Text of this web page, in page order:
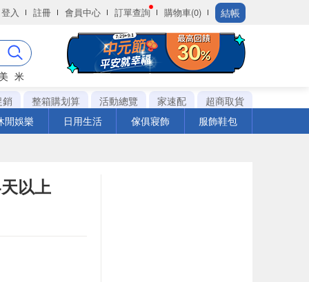
登入 註冊 會員中心 訂單查詢 購物車(0) 結帳
米
銷
整箱購划算 活動總覽 家速配
超商取貨
閒娛樂
日用生活 傢俱寢飾 服飾鞋包
以上